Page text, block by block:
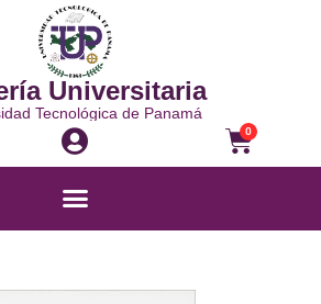
Universitaria
Tecnológica de Panamá
0
Carrito
Menú